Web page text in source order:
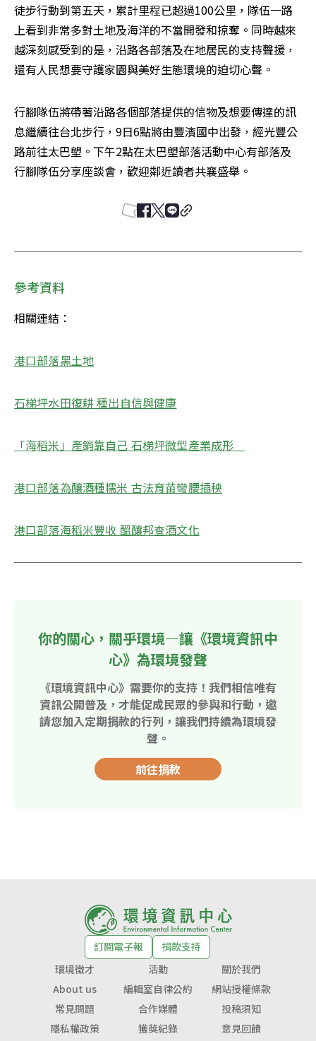
徒步行動到第五天，累計里程已超過100公里，隊伍一路
上看到非常多對土地及海洋的不當開發和掠奪。同時越來
越深刻感受到的是，沿路各部落及在地居民的支持聲援，
還有人民想要守護家園與美好生態環境的迫切心聲。
行腳隊伍將帶著沿路各個部落提供的信物及想要傳達的訊
息繼續往台北步行，9日6點將由豐濱國中出發，經光豐公
路前往太巴塱。下午2點在太巴塱部落活動中心有部落及
行腳隊伍分享座談會，歡迎鄰近讀者共襄盛舉。
參考資料
相關連結：
港口部落黑土地
石梯坪水田復耕 種出自信與健康
「海稻米」產銷靠自己 石梯坪微型產業成形
港口部落為釀酒種糯米 古法育苗彎腰插秧
港口部落海稻米豐收 醞釀邦查酒文化
你的關心，關乎環境—讓《環境資訊中
心》為環境發聲
《環境資訊中心》需要你的支持！我們相信唯有
資訊公開普及，才能促成民眾的參與和行動，邀
請您加入定期捐款的行列，讓我們持續為環境發
聲。
前往捐款
訂閱電子報
捐款支持
環境徵才
活動
關於我們
About us
編輯室自律公約
網站授權條款
常見問題
合作媒體
投稿須知
隱私權政策
獲獎紀錄 意見回饋